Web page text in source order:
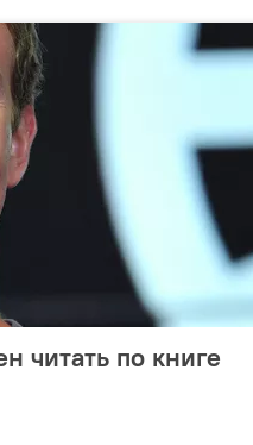
читать по книге